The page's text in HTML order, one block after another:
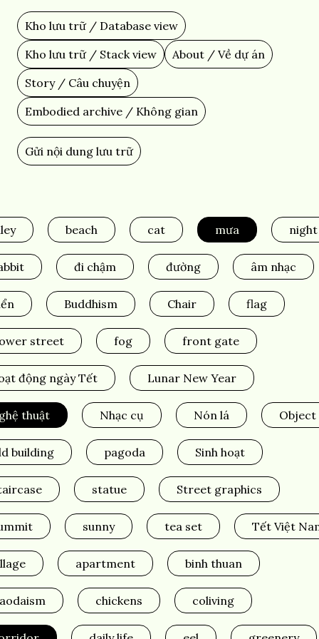
main
content
Main
navigation
Kho lưu trữ / Database view
Kho lưu trữ / Stack view
About / Về dự án
Story / Câu chuyện
Embodied archive / Không gian
Add
Gửi nội dung lưu trữ
beach cat mưa night
đi chậm đường âm nhạc
Buddhism Chair flag
street fog front gate
động ngày Tết Lunar New Year
thuật Nhạc cụ Nón lá Object
building pagoda Sinh hoạt
statue Street graphics
sunny tea set Tết Việt
apartment binh thuan
chickens coliving